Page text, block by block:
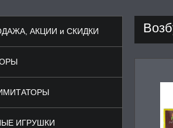
АКЦИИ и СКИДКИ
ИГРУШКИ